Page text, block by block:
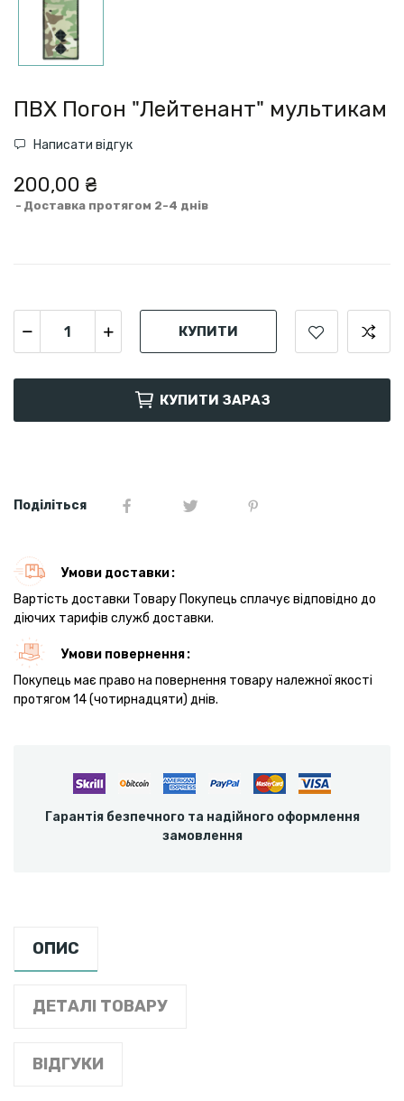
ПВХ Погон "Лейтенант" мультикам
Написати відгук
200,00 ₴
Доставка протягом 2-4 днів
КУПИТИ
КУПИТИ ЗАРАЗ
Поділіться
Умови доставки
Вартість доставки Товару Покупець сплачує відповідно до
діючих тарифів служб доставки.
Умови повернення
Покупець має право на повернення товару належної якості
протягом 14 (чотирнадцяти) днів.
Гарантія безпечного та надійного оформлення
замовлення
ОПИС
ДЕТАЛІ ТОВАРУ
ВІДГУКИ